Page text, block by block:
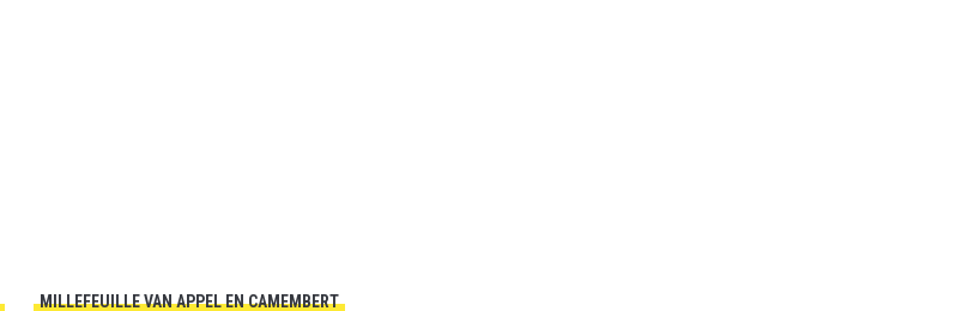
MILLEFEUILLE VAN APPEL EN CAMEMBERT